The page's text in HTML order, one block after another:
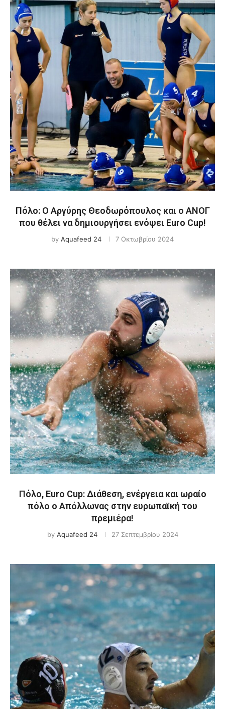
Πόλο: Ο Αργύρης Θεοδωρόπουλος και ο ΑΝΟΓ
που θέλει να δημιουργήσει ενόψει Euro Cup!
by Aquafeed 24 7 Οκτωβρίου 2024
Πόλο, Euro Cup: Διάθεση, ενέργεια και ωραίο
πόλο ο Απόλλωνας στην ευρωπαϊκή του
πρεμιέρα!
by Aquafeed 24 27 Σεπτεμβρίου 2024